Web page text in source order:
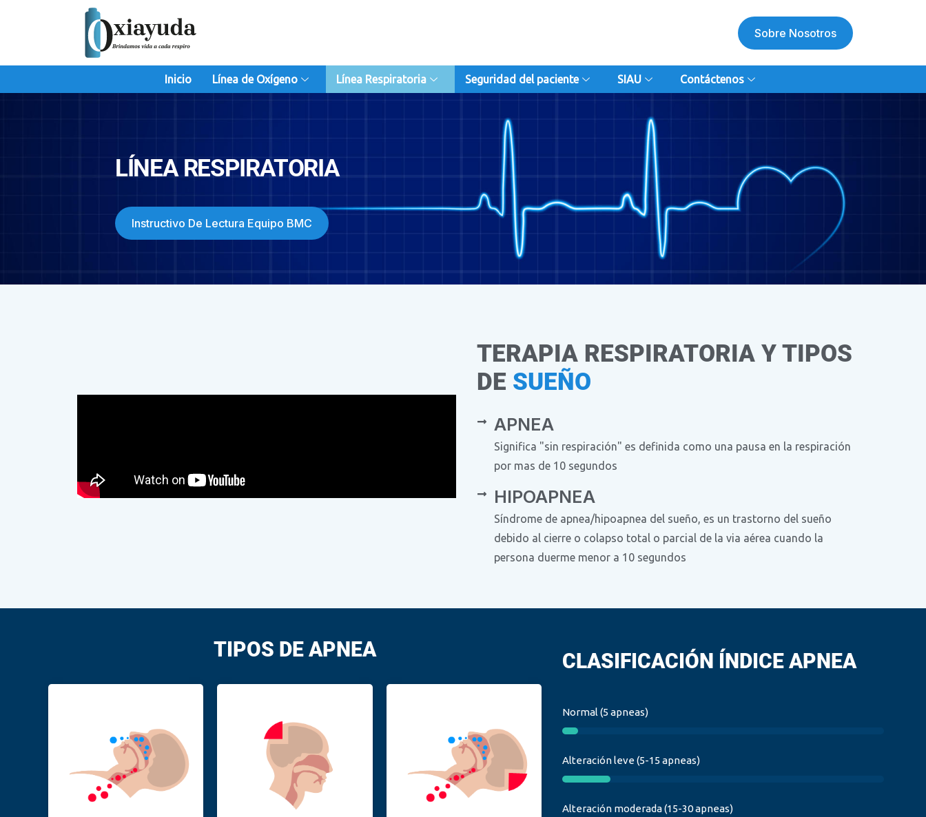
Sobre Nosotros
Inicio Línea de Oxígeno Línea Respiratoria Seguridad del paciente SIAU Contáctenos
LÍNEA RESPIRATORIA
Instructivo De Lectura Equipo BMC
TERAPIA RESPIRATORIA Y TIPOS
DE SUEÑO
APNEA
Significa "sin respiración" es definida como una pausa en la respiración
por mas de 10 segundos
HIPOAPNEA
Síndrome de apnea/hipoapnea del sueño, es un trastorno del sueño
debido al cierre o colapso total o parcial de la via aérea cuando la
persona duerme menor a 10 segundos
TIPOS DE APNEA CLASIFICACIÓN ÍNDICE APNEA
Normal (5 apneas)
5%
Alteración leve (5-15 apneas)
15%
Alteración moderada (15-30 apneas)
30%